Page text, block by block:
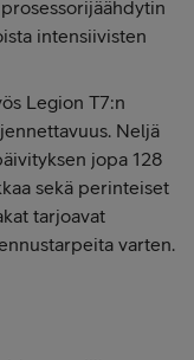
intensiivisten
Legion T7:n
Neljä
jopa 128
sekä perinteiset
tarjoavat
varten.